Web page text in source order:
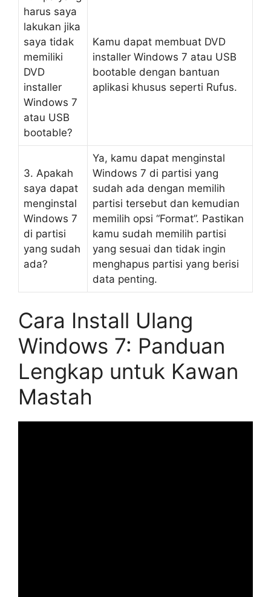
harus saya
lakukan jika
saya tidak
memiliki
DVD
installer
Windows 7
atau USB
bootable?
Kamu dapat membuat DVD
installer Windows 7 atau USB
bootable dengan bantuan
aplikasi khusus seperti Rufus.
3. Apakah
saya dapat
menginstal
Windows 7
di partisi
yang sudah
ada?
Ya, kamu dapat menginstal
Windows 7 di partisi yang
sudah ada dengan memilih
partisi tersebut dan kemudian
memilih opsi “Format”. Pastikan
kamu sudah memilih partisi
yang sesuai dan tidak ingin
menghapus partisi yang berisi
data penting.
Cara Install Ulang
Windows 7: Panduan
Lengkap untuk Kawan
Mastah